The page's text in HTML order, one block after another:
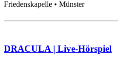
Friedenskapelle • Münster
DRACULA | Live-Hörspiel